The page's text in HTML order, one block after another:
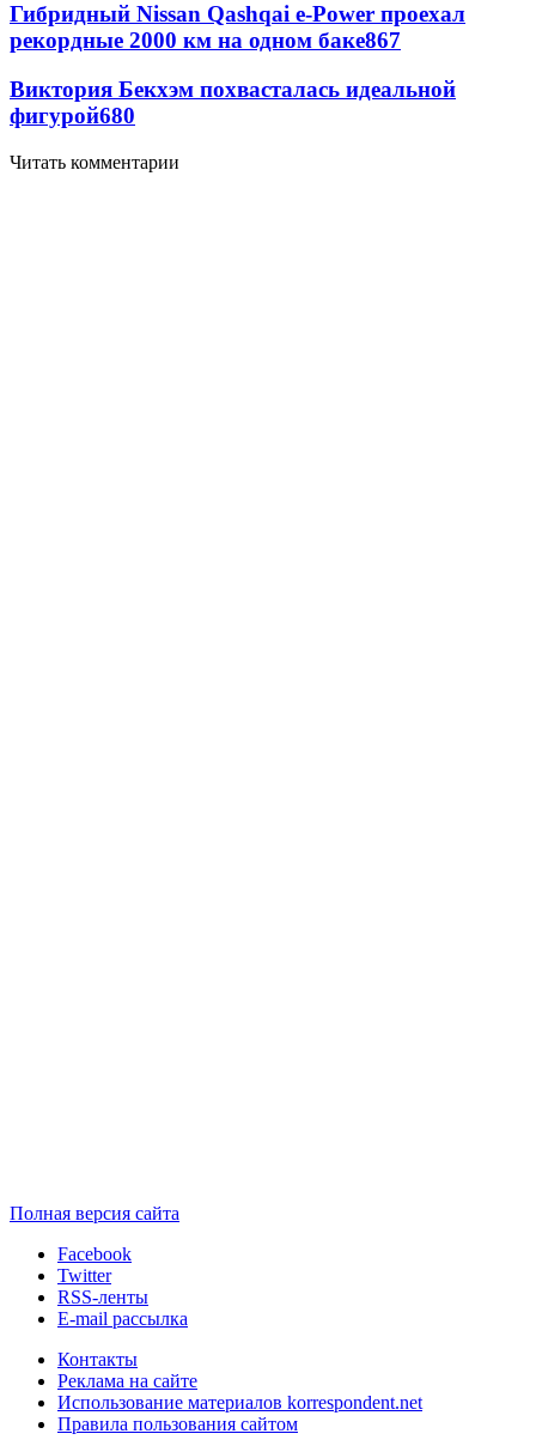
Гибридный Nissan Qashqai e-Power проехал
рекордные 2000 км на одном баке867
Виктория Бекхэм похвасталась идеальной
фигурой680
Читать комментарии
Полная версия сайта
Facebook
Twitter
RSS-ленты
E-mail рассылка
Контакты
Реклама на сайте
Использование материалов korrespondent.net
Правила пользования сайтом